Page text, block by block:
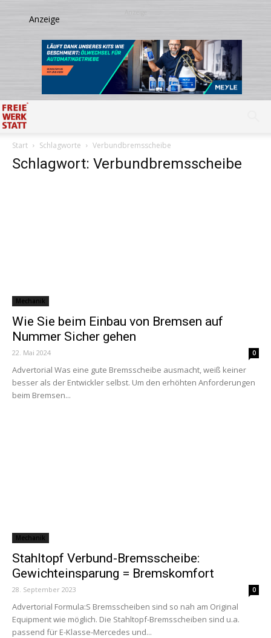
Start Schlagworte Verbundbremsscheibe
Schlagwort: Verbundbremsscheibe
Mechanik
Wie Sie beim Einbau von Bremsen auf
Nummer Sicher gehen
22. Mai 2024 0
Advertorial Was eine gute Bremsscheibe ausmacht, weiß keiner
besser als der Entwickler selbst. Um den erhöhten Anforderungen
beim Bremsen...
Mechanik
Stahltopf Verbund-Bremsscheibe:
Gewichteinsparung = Bremskomfort
28. September 2023 0
Advertorial Formula:S Bremsscheiben sind so nah am Original
Equipment wie möglich. Die Stahltopf-Bremsscheiben sind u.a.
passend für E-Klasse-Mercedes und...